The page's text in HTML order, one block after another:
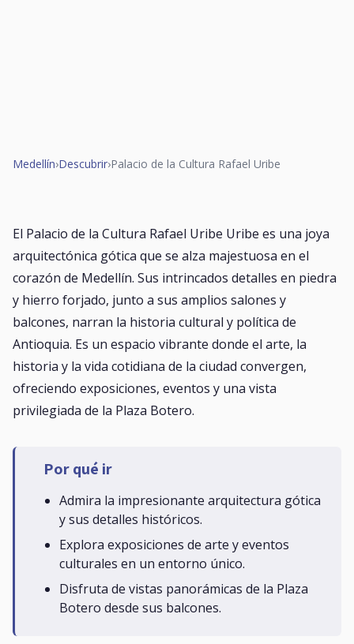
Medellín›Descubrir›Palacio de la Cultura Rafael Uribe
El Palacio de la Cultura Rafael Uribe Uribe es una joya
arquitectónica gótica que se alza majestuosa en el
corazón de Medellín. Sus intrincados detalles en piedra
y hierro forjado, junto a sus amplios salones y
balcones, narran la historia cultural y política de
Antioquia. Es un espacio vibrante donde el arte, la
historia y la vida cotidiana de la ciudad convergen,
ofreciendo exposiciones, eventos y una vista
privilegiada de la Plaza Botero.
Por qué ir
Admira la impresionante arquitectura gótica
y sus detalles históricos.
Explora exposiciones de arte y eventos
culturales en un entorno único.
Disfruta de vistas panorámicas de la Plaza
Botero desde sus balcones.